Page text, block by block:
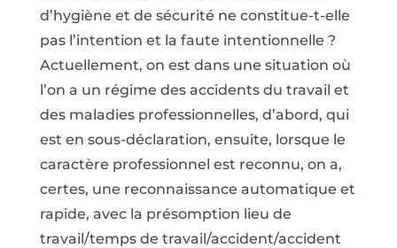
d’hygiène et de sécurité ne constitue-t-elle
pas l’intention et la faute intentionnelle ?
Actuellement, on est dans une situation où
l’on a un régime des accidents du travail et
des maladies professionnelles, d’abord, qui
est en sous-déclaration, ensuite, lorsque le
caractère professionnel est reconnu, on a,
certes, une reconnaissance automatique et
rapide, avec la présomption lieu de
travail/temps de travail/accident/accident